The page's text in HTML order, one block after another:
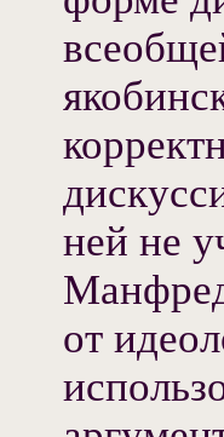
ней не
от